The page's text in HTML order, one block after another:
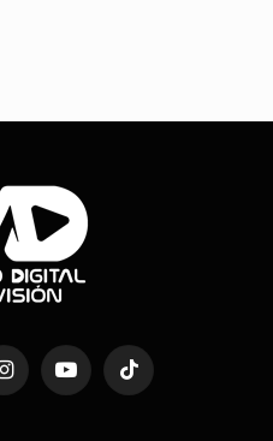
InstagramYouTubeTikTok